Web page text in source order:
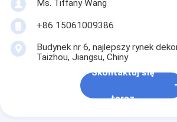
Ms. Tiffany Wang
+86 15061009386
Budynek nr 6, najlepszy rynek
Taizhou, Jiangsu, Chiny
Skontaktuj się
teraz